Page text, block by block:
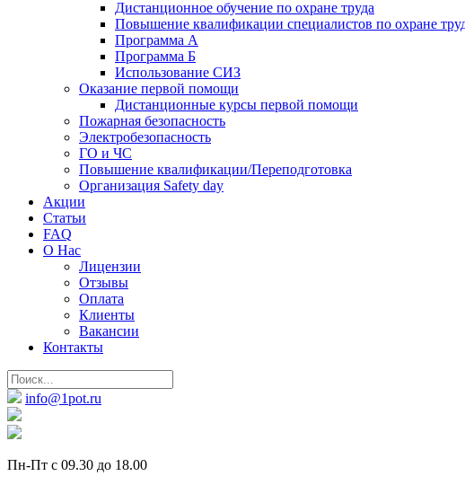
Дистанционное обучение по охране труда
Повышение квалификации специалистов по охране
Программа А
Программа Б
Использование СИЗ
Оказание первой помощи
Дистанционные курсы первой помощи
Пожарная безопасность
Электробезопасность
ГО и ЧС
Повышение квалификации/Переподготовка
Организация Safety day
Акции
Статьи
FAQ
О Нас
Лицензии
Отзывы
Оплата
Клиенты
Вакансии
Контакты
info@1pot.ru
Пн-Пт с 09.30 до 18.00